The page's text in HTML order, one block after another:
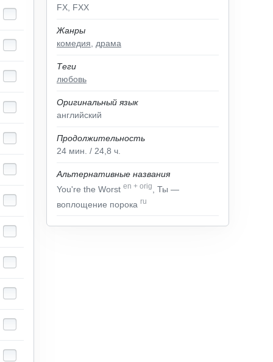
FX, FXX
Жанры
комедия
драма
Теги
любовь
Оригинальный язык
английский
Продолжительность
24 мин. / 24,8 ч.
Альтернативные названия
You're the Worst en + orig
, Ты —
воплощение порока ru